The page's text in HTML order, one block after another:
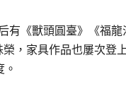
有《獸頭圓臺》《福
，家具作品也屢次登